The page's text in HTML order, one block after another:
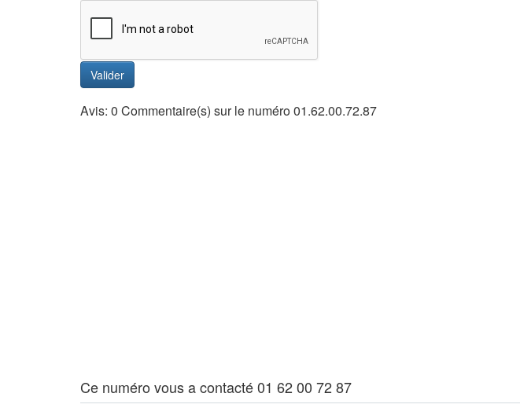
Valider
Avis: 0 Commentaire(s) sur le numéro 01.62.00.72.87
Ce numéro vous a contacté 01 62 00 72 87